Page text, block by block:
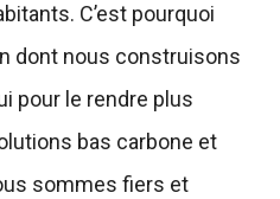
C’est pourquoi
dont nous construisons
pour le rendre plus
bas carbone et
sommes fiers et